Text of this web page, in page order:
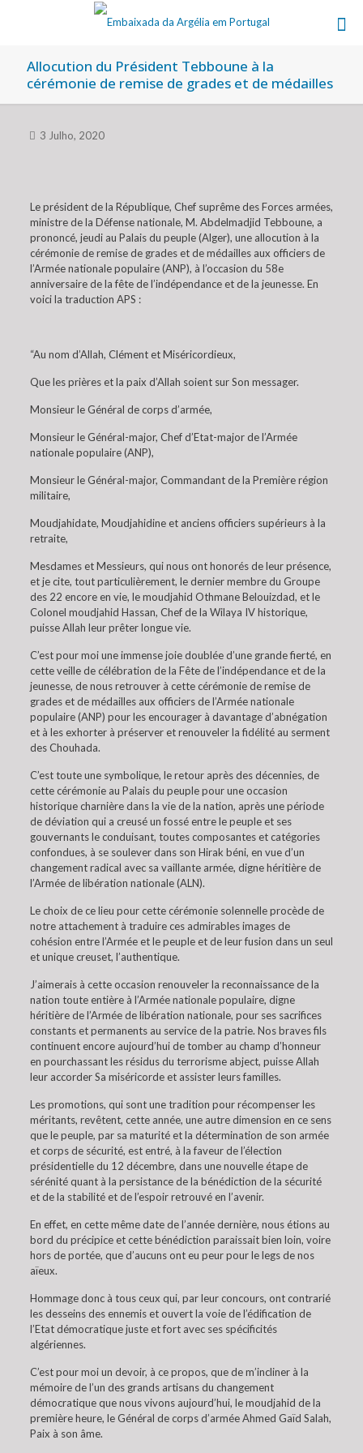
Allocution du Président Tebboune à la
cérémonie de remise de grades et de médailles
3 Julho, 2020
Le président de la République, Chef suprême des Forces armées,
ministre de la Défense nationale, M. Abdelmadjid Tebboune, a
prononcé, jeudi au Palais du peuple (Alger), une allocution à la
cérémonie de remise de grades et de médailles aux officiers de
l’Armée nationale populaire (ANP), à l’occasion du 58e
anniversaire de la fête de l’indépendance et de la jeunesse. En
voici la traduction APS :
“Au nom d’Allah, Clément et Miséricordieux,
Que les prières et la paix d’Allah soient sur Son messager.
Monsieur le Général de corps d’armée,
Monsieur le Général-major, Chef d’Etat-major de l’Armée
nationale populaire (ANP),
Monsieur le Général-major, Commandant de la Première région
militaire,
Moudjahidate, Moudjahidine et anciens officiers supérieurs à la
retraite,
Mesdames et Messieurs, qui nous ont honorés de leur présence,
et je cite, tout particulièrement, le dernier membre du Groupe
des 22 encore en vie, le moudjahid Othmane Belouizdad, et le
Colonel moudjahid Hassan, Chef de la Wilaya IV historique,
puisse Allah leur prêter longue vie.
C’est pour moi une immense joie doublée d’une grande fierté, en
cette veille de célébration de la Fête de l’indépendance et de la
jeunesse, de nous retrouver à cette cérémonie de remise de
grades et de médailles aux officiers de l’Armée nationale
populaire (ANP) pour les encourager à davantage d’abnégation
et à les exhorter à préserver et renouveler la fidélité au serment
des Chouhada.
C’est toute une symbolique, le retour après des décennies, de
cette cérémonie au Palais du peuple pour une occasion
historique charnière dans la vie de la nation, après une période
de déviation qui a creusé un fossé entre le peuple et ses
gouvernants le conduisant, toutes composantes et catégories
confondues, à se soulever dans son Hirak béni, en vue d’un
changement radical avec sa vaillante armée, digne héritière de
l’Armée de libération nationale (ALN).
Le choix de ce lieu pour cette cérémonie solennelle procède de
notre attachement à traduire ces admirables images de
cohésion entre l’Armée et le peuple et de leur fusion dans un seul
et unique creuset, l’authentique.
J’aimerais à cette occasion renouveler la reconnaissance de la
nation toute entière à l’Armée nationale populaire, digne
héritière de l’Armée de libération nationale, pour ses sacrifices
constants et permanents au service de la patrie. Nos braves fils
continuent encore aujourd’hui de tomber au champ d’honneur
en pourchassant les résidus du terrorisme abject, puisse Allah
leur accorder Sa miséricorde et assister leurs familles.
Les promotions, qui sont une tradition pour récompenser les
méritants, revêtent, cette année, une autre dimension en ce sens
que le peuple, par sa maturité et la détermination de son armée
et corps de sécurité, est entré, à la faveur de l’élection
présidentielle du 12 décembre, dans une nouvelle étape de
sérénité quant à la persistance de la bénédiction de la sécurité
et de la stabilité et de l’espoir retrouvé en l’avenir.
En effet, en cette même date de l’année dernière, nous étions au
bord du précipice et cette bénédiction paraissait bien loin, voire
hors de portée, que d’aucuns ont eu peur pour le legs de nos
aïeux.
Hommage donc à tous ceux qui, par leur concours, ont contrarié
les desseins des ennemis et ouvert la voie de l’édification de
l’Etat démocratique juste et fort avec ses spécificités
algériennes.
C’est pour moi un devoir, à ce propos, que de m’incliner à la
mémoire de l’un des grands artisans du changement
démocratique que nous vivons aujourd’hui, le moudjahid de la
première heure, le Général de corps d’armée Ahmed Gaïd Salah,
Paix à son âme.